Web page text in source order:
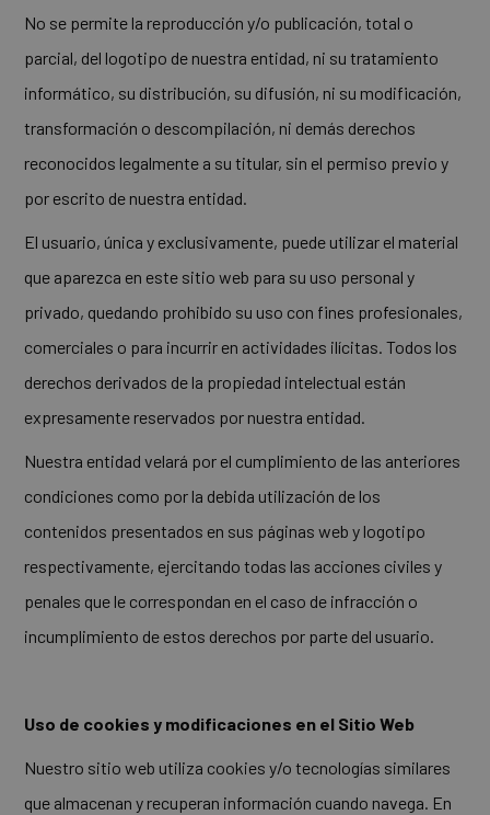
No se permite la reproducción y/o publicación, total o
parcial, del logotipo de nuestra entidad, ni su tratamiento
informático, su distribución, su difusión, ni su modificación,
transformación o descompilación, ni demás derechos
reconocidos legalmente a su titular, sin el permiso previo y
por escrito de nuestra entidad.
El usuario, única y exclusivamente, puede utilizar el material
que aparezca en este sitio web para su uso personal y
privado, quedando prohibido su uso con fines profesionales,
comerciales o para incurrir en actividades ilícitas. Todos los
derechos derivados de la propiedad intelectual están
expresamente reservados por nuestra entidad.
Nuestra entidad velará por el cumplimiento de las anteriores
condiciones como por la debida utilización de los
contenidos presentados en sus páginas web y logotipo
respectivamente, ejercitando todas las acciones civiles y
penales que le correspondan en el caso de infracción o
incumplimiento de estos derechos por parte del usuario.
Uso de cookies y modificaciones en el Sitio Web
Nuestro sitio web utiliza cookies y/o tecnologías similares
que almacenan y recuperan información cuando navega. En